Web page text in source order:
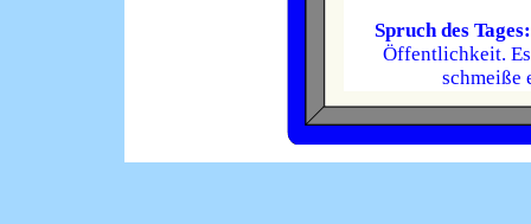
Spruch des Tages:
Öffentlichkeit.
schmeiße